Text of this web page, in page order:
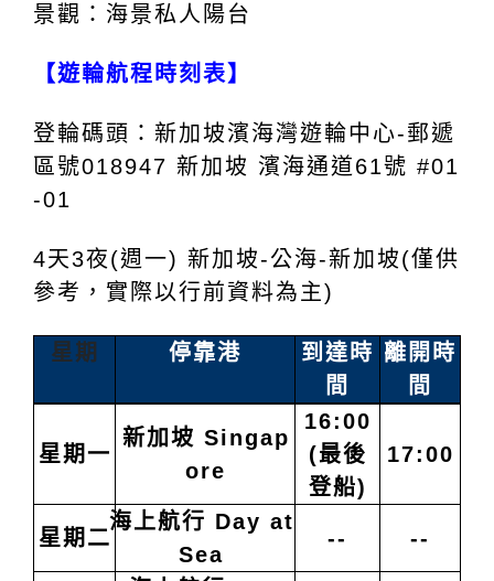
景觀：海景私人陽台
【遊輪航程時刻表】
登輪碼頭： 新加坡濱海灣遊輪中心-郵遞
區號018947 新加坡 濱海通道61號 #01
-01
4天3夜(週一) 新加坡-公海-新加坡(僅供
參考，實際以行前資料為主)
星期 停靠港
到達時
間
離開時
間
星期一
新加坡 Singap
ore
16:00
(最後
登船)
17:00
星期二
海上航行 Day at
Sea
-- --